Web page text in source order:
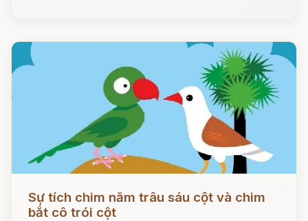
Sự tích chim năm trâu sáu cột và chim
bắt cô trói cột